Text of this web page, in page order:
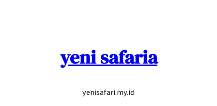
yeni safaria
yenisafari.my.id